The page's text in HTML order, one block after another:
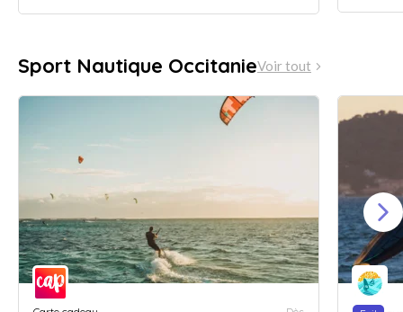
Sport Nautique OccitanieVoir tout